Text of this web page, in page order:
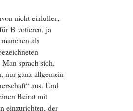
nicht einlullen,
B votieren, ja
als
sprach sich,
nur ganz allgemein
aus. Und
Beirat mit
einzurichten, der